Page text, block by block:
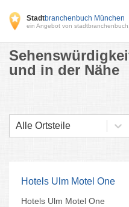
Stadtbranchenbuch München
ein Angebot von
und in der Nähe
Alle Ortsteile
Hotels Ulm Motel One
Hotels Ulm Motel One